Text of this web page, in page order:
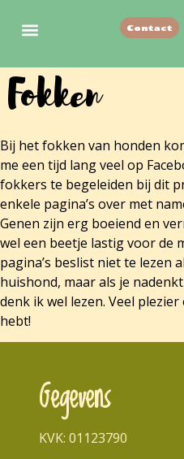
Contact
Fokken
Bij het fokken van honden
me een tijd lang veel op
fokkers te begeleiden bij dit
enkele pagina’s over met
Genen zijn erg boeiend en
wel een beetje lastig voor de
pagina’s beslist niet te lezen
huishond, maar als je
denk ik wel lezen. Veel
hebt!
Gegevens
KVK: 01123790